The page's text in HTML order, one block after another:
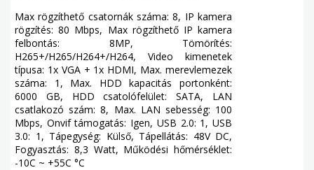
Max rögzíthető csatornák száma: 8, IP kamera
rögzítés: 80 Mbps, Max rögzíthető IP kamera
felbontás: 8MP, Tömörítés:
H265+/H265/H264+/H264, Video kimenetek
típusa: 1x VGA + 1x HDMI, Max. merevlemezek
száma: 1, Max. HDD kapacitás portonként:
6000 GB, HDD csatolófelület: SATA, LAN
csatlakozó szám: 8, Max. LAN sebesség: 100
Mbps, Onvif támogatás: Igen, USB 2.0: 1, USB
3.0: 1, Tápegység: Külső, Tápellátás: 48V DC,
Fogyasztás: 8,3 Watt, Működési hőmérséklet:
-10C ~ +55C °C